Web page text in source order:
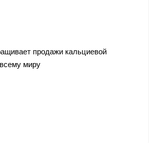
продажи кальциевой
миру